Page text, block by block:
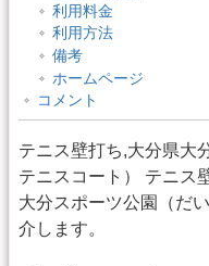
利用料金
利用方法
備考
ホームページ
コメント
テニス壁打ち,大分県大
テニスコート） テニス
大分スポーツ公園（だ
介します。